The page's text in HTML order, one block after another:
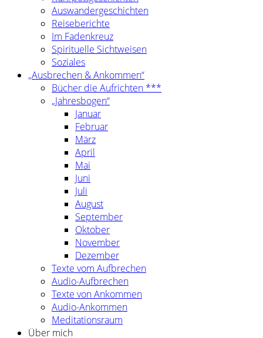
Auswandergeschichten
Reiseberichte
Im Fadenkreuz
Spirituelle Sichtweisen
Soziales
„Ausbrechen & Ankommen“
Bücher die Aufrichten ***
„Jahresbogen“
Januar
Februar
März
April
Mai
Juni
Juli
August
September
Oktober
November
Dezember
Texte vom Aufbrechen
Audio-Aufbrechen
Texte von Ankommen
Audio-Ankommen
Meditationsraum
Über mich